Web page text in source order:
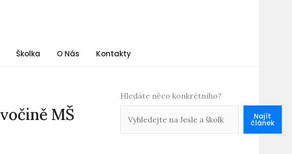
Školka O Nás Kontakty
MŠ
Hledáte něco konkrétního?
Najít
článek